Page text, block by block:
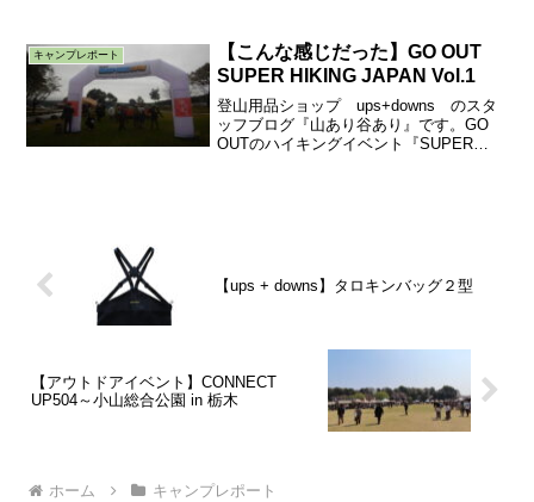
キャンプ場大抵のキャンプ場が午後にチ
ェックイン、翌日の午前中に...
キャンプレポート
【こんな感じだった】GO OUT
SUPER HIKING JAPAN Vol.1
登山用品ショップ ups+downs のスタ
ッフブログ『山あり谷あり』です。GO
OUTのハイキングイベント『SUPER
【ups + downs】タロキンバッグ２型
【アウトドアイベント】CONNECT
UP504～小山総合公園 in 栃木
ホーム キャンプレポート